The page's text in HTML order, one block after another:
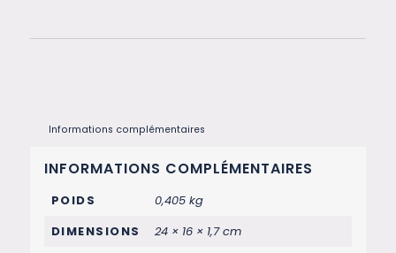
Informations complémentaires
INFORMATIONS COMPLÉMENTAIRES
POIDS
0,405 kg
DIMENSIONS
24 × 16 × 1,7 cm